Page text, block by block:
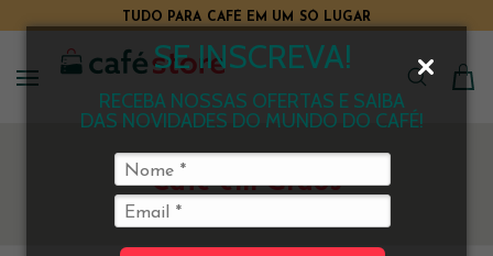
SE INSCREVA!
RECEBA NOSSAS OFERTAS E SAIBA
DAS NOVIDADES DO MUNDO DO CAFÉ!
TUDO PARA CAFÉ EM UM SÓ LUGAR
Café em Grãos